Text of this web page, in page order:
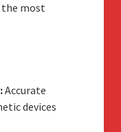
the most
Accurate
devices